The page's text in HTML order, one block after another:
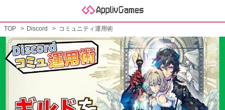
TOP Discord コミュニティ運用術